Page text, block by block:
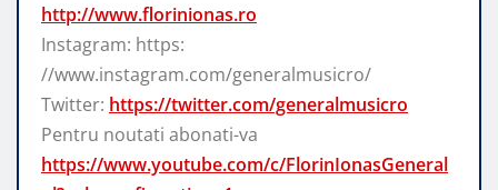
http://www.florinionas.ro
Instagram: https:
//www.instagram.com/generalmusicro/
Twitter: https://twitter.com/generalmusicro
Pentru noutati abonati-va
https://www.youtube.com/c/FlorinIonasGeneral